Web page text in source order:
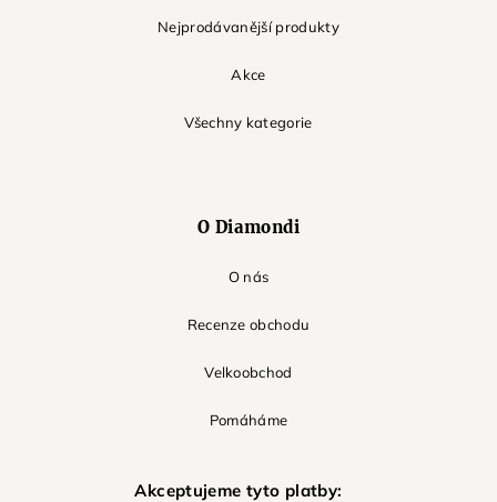
Nejprodávanější produkty
Akce
Všechny kategorie
O Diamondi
O nás
Recenze obchodu
Velkoobchod
Pomáháme
Akceptujeme tyto platby: